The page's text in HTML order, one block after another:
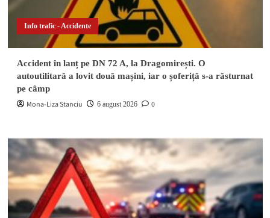
Info trafic - Accidente
Accident în lanț pe DN 72 A, la Dragomirești. O
autoutilitară a lovit două mașini, iar o șoferiță s-a răsturnat
pe câmp
Mona-Liza Stanciu 6 august 2026 0